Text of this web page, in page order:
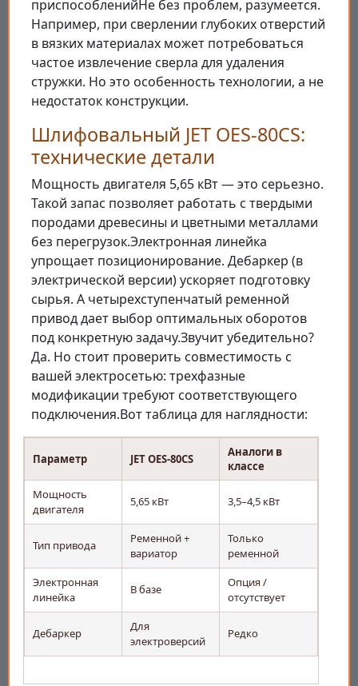
приспособленийНе без проблем, разумеется.
Например, при сверлении глубоких отверстий
в вязких материалах может потребоваться
частое извлечение сверла для удаления
стружки. Но это особенность технологии, а не
недостаток конструкции.
Шлифовальный JET OES-80CS:
технические детали
Мощность двигателя 5,65 кВт — это серьезно.
Такой запас позволяет работать с твердыми
породами древесины и цветными металлами
без перегрузок.Электронная линейка
упрощает позиционирование. Дебаркер (в
электрической версии) ускоряет подготовку
сырья. А четырехступенчатый ременной
привод дает выбор оптимальных оборотов
под конкретную задачу.Звучит убедительно?
Да. Но стоит проверить совместимость с
вашей электросетью: трехфазные
модификации требуют соответствующего
подключения.Вот таблица для наглядности:
Параметр JET OES-80CS
Аналоги в
классе
Мощность
двигателя
5,65 кВт 3,5–4,5 кВт
Тип привода
Ременной +
вариатор
Только
ременной
Электронная
линейка
В базе
Опция /
отсутствует
Дебаркер
Для
электроверсий
Редко